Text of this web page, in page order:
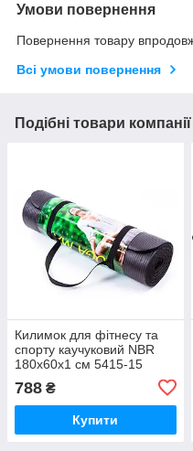
Умови повернення
Повернення товару
Всі умови повернення
Подібні товари компанії
Килимок для фітнесу та
спорту каучуковий NBR
180x60x1 см 5415-15
788 ₴
Купити